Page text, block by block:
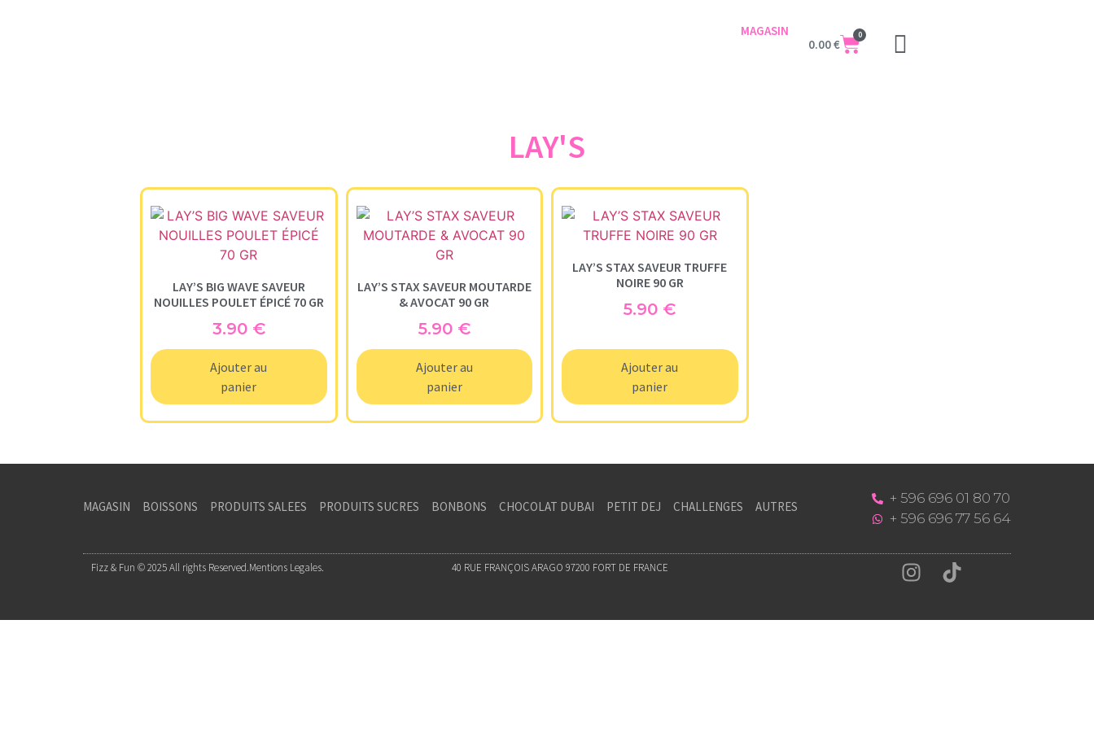
MAGASIN
0.00€
0
LAY'S
LAY’S BIG WAVE SAVEUR
NOUILLES POULET ÉPICÉ 70 GR
3.90 €
Ajouter au
panier
LAY’S STAX SAVEUR MOUTARDE
& AVOCAT 90 GR
5.90 €
Ajouter au
panier
LAY’S STAX SAVEUR TRUFFE
NOIRE 90 GR
5.90 €
Ajouter au
panier
MAGASIN BOISSONS PRODUITS SALEES PRODUITS SUCRES BONBONS CHOCOLAT DUBAI PETIT DEJ CHALLENGES AUTRES
+ 596 696 01 80 70
+ 596 696 77 56 64
Fizz & Fun © 2025 All rights Reserved.Mentions Legales. 40 RUE FRANÇOIS ARAGO 97200 FORT DE FRANCE